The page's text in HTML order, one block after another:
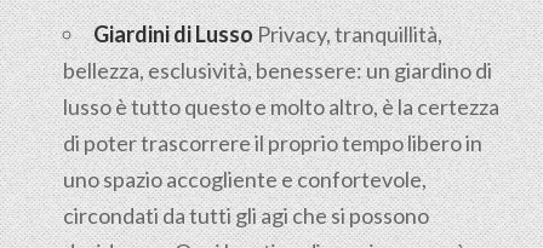
Giardini di LussoPrivacy, tranquillità,
bellezza, esclusività, benessere: un giardino di
lusso è tutto questo e molto altro, è la certezza
di poter trascorrere il proprio tempo libero in
uno spazio accogliente e confortevole,
circondati da tutti gli agi che si possono